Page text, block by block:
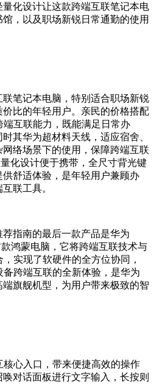
化设计让这款跨端互联笔记本电
，以及职场新锐日常通勤的使用
笔记本电脑，特别适合职场新锐
比的年轻用户。亲民的价格搭配
互联能力，既能满足日常办
其华为超材料天线，适应宿舍、
络场景下的使用，保障跨端互联
化设计便于携带，全尺寸背光键
舒适体验，是年轻用户兼顾办
联工具。
指南的最后一款产品是华为
鸿蒙电脑，它将跨端互联技术与
实现了软硬件的全方位协同，
跨端互联的全新体验，是华为
旗舰机型，为用户带来极致的智
心入口，带来便捷高效的操作
对话面板进行文字输入，长按则